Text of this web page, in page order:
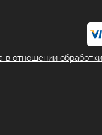
в отношении